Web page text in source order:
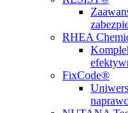
RHEA
FixCode®